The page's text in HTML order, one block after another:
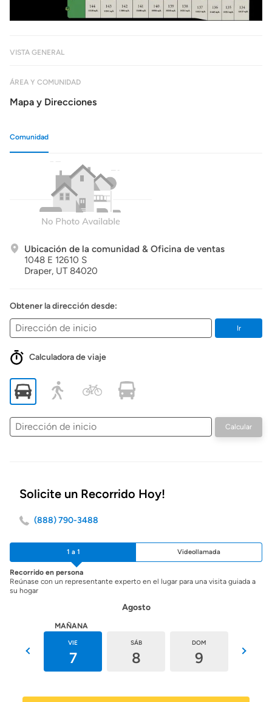
VISTA GENERAL
ÁREA Y COMUNIDAD
Mapa y Direcciones
Comunidad
Ubicación de la comunidad & Oficina de ventas
1048 E 12610 S
Draper, UT 84020
Obtener la dirección desde:
Ir
Calculadora de viaje
Dirección
de
Calcular
Solicite un Recorrido Hoy!
(888) 790-3488
1 a 1 Videollamada
Recorrido en persona
Reúnase con un representante experto en el lugar para una visita guiada a
su hogar
Agosto
MAÑANA
VIE
7
SÁB
8
DOM
9